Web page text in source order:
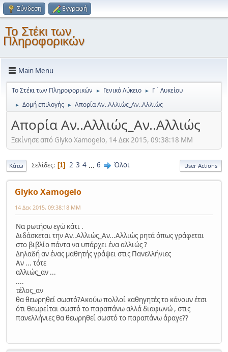
Σύνδεση Εγγραφή
Το Στέκι των
Πληροφορικών
Main Menu
Το Στέκι των Πληροφορικών ► Γενικό Λύκειο ► Γ΄ Λυκείου
► Δομή επιλογής ► Απορία Αν..Αλλιώς_Αν..Αλλιώς
Απορία Αν..Αλλιώς_Αν..Αλλιώς
Ξεκίνησε από Glyko Xamogelo, 14 Δεκ 2015, 09:38:18 ΜΜ
Κάτω Σελίδες 1 2 3 4 ... 6 Όλοι User Actions
Glyko Xamogelo
14 Δεκ 2015, 09:38:18 ΜΜ
Να ρωτήσω εγώ κάτι .
Διδάσκεται την Αν..Αλλιώς_Αν...Αλλιώς ρητά όπως γράφεται
στο βιβλίο πάντα να υπάρχει ένα αλλιώς ?
Δηλαδή αν ένας μαθητής γράψει στις Πανελλήνιες
Αν ... τότε
αλλιώς_αν ...
....
τέλος_αν
θα θεωρηθεί σωστό?Ακούω πολλοί καθηγητές το κάνουν έτσι
ότι θεωρείται σωστό το παραπάνω αλλά διαφωνώ , στις
πανελλήνιες θα θεωρηθεί σωστό το παραπάνω άραγε??